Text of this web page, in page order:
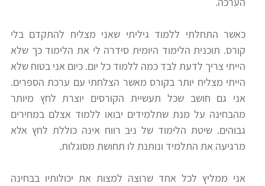
תלמידים
ניב
רווח
חיפוש
לימודים
כאשר התחלתי ללמוד גיליתי שאני מצליח להתקדם בלי
קורס. תוכנית הלימוד היומית סידרה לי את הלימוד כך שלא
הייתי צריך לדעת לבד כמה ללמוד כל יום. כיום אני בטוח שלא
הייתי מצליח יותר בקורס מאשר הצלחתי עם ערכת הספרים.
אני גם חושב שכל תעשיית הקורסים יוצרת לחץ מיותר
מהבחינה על מנת שתלמידים יבואו ללמוד אצלם במחירים
גבוהים. שיטת הלימוד של ניב רווח אינה כוללת לחץ אלא
מרגיעה את התלמיד ונותנת לו תחושת מסוגלות.
אני ממליץ לכל אחד שרוצה למצות את יכולותיו בבחינה